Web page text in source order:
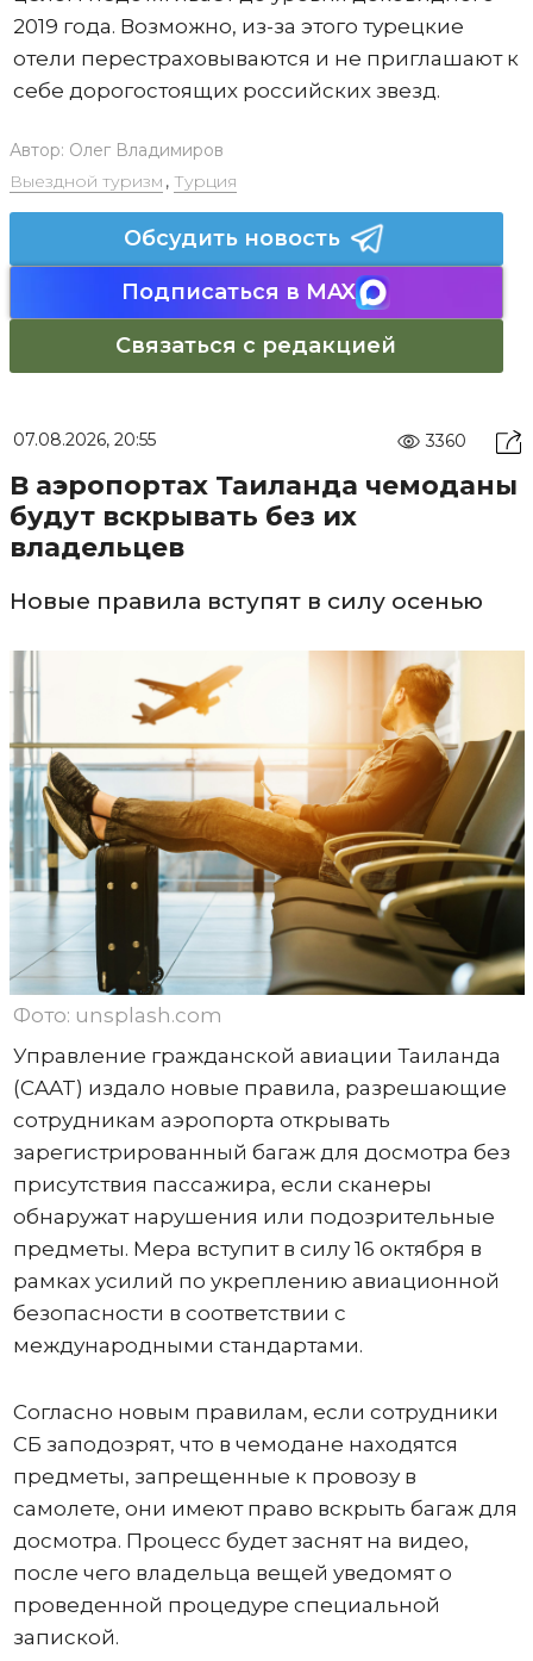
2019 года. Возможно, из-за этого турецкие
отели перестраховываются и не приглашают к
себе дорогостоящих российских звезд.
Автор: Олег Владимиров
Выездной туризм , Турция
Обсудить новость
Подписаться в MAX
Связаться с редакцией
07.08.2026, 20:55 3360
В аэропортах Таиланда чемоданы
будут вскрывать без их
владельцев
Новые правила вступят в силу осенью
Фото: unsplash.com
Управление гражданской авиации Таиланда
(CAAT) издало новые правила, разрешающие
сотрудникам аэропорта открывать
зарегистрированный багаж для досмотра без
присутствия пассажира, если сканеры
обнаружат нарушения или подозрительные
предметы. Мера вступит в силу 16 октября в
рамках усилий по укреплению авиационной
безопасности в соответствии с
международными стандартами.
Согласно новым правилам, если сотрудники
СБ заподозрят, что в чемодане ​​находятся
предметы, запрещенные к провозу в
самолете, они имеют право вскрыть багаж для
досмотра. Процесс будет заснят на видео,
после чего владельца вещей уведомят о
проведенной процедуре специальной
запиской.